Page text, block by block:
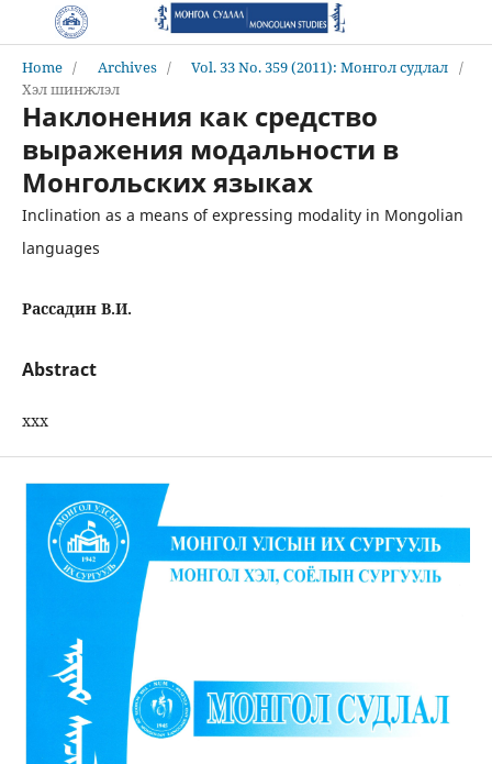
Home / Archives / Vol. 33 No. 359 (2011): Монгол судлал /
Хэл шинжлэл
Наклонения как средство
выражения модальности в
Монгольских языках
Inclination as a means of expressing modality in Mongolian
languages
Рассадин В.И.
Abstract
ххх